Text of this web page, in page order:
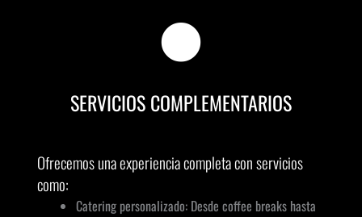
SERVICIOS COMPLEMENTARIOS
Ofrecemos una experiencia completa con servicios
como:
Catering personalizado: Desde coffee breaks hasta